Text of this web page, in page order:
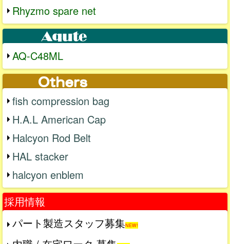
Rhyzmo spare net
AQ-C48ML
fish compression bag
H.A.L American Cap
Halcyon Rod Belt
HAL stacker
halcyon enblem
採用情報
パート製造スタッフ募集NEW!